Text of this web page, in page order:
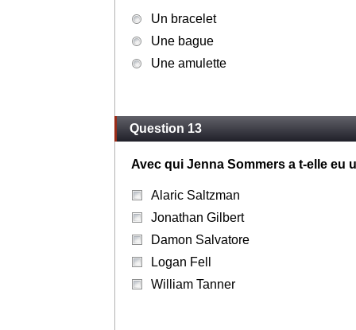
Un bracelet
Une bague
Une amulette
Question 13
Avec qui Jenna Sommers a t-elle eu
Alaric Saltzman
Jonathan Gilbert
Damon Salvatore
Logan Fell
William Tanner